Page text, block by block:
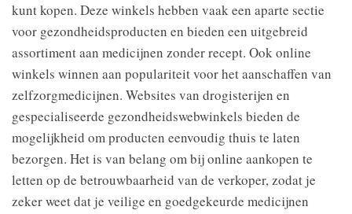
kunt kopen. Deze winkels hebben vaak een aparte sectie
voor gezondheidsproducten en bieden een uitgebreid
assortiment aan medicijnen zonder recept. Ook online
winkels winnen aan populariteit voor het aanschaffen van
zelfzorgmedicijnen. Websites van drogisterijen en
gespecialiseerde gezondheidswebwinkels bieden de
mogelijkheid om producten eenvoudig thuis te laten
bezorgen. Het is van belang om bij online aankopen te
letten op de betrouwbaarheid van de verkoper, zodat je
zeker weet dat je veilige en goedgekeurde medicijnen